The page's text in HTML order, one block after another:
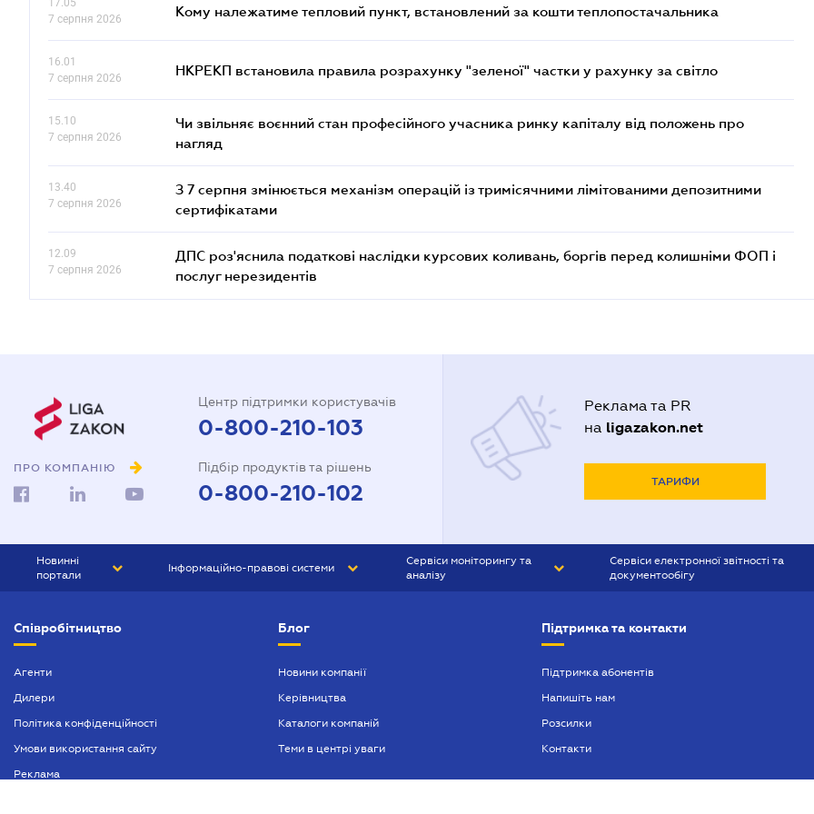
17.05
7 серпня 2026
Кому належатиме тепловий пункт, встановлений за кошти теплопостачальника
16.01
7 серпня 2026
НКРЕКП встановила правила розрахунку "зеленої" частки у рахунку за світло
15.10
7 серпня 2026
Чи звільняє воєнний стан професійного учасника ринку капіталу від положень про
нагляд
13.40
7 серпня 2026
З 7 серпня змінюється механізм операцій із тримісячними лімітованими депозитними
сертифікатами
12.09
7 серпня 2026
ДПС роз'яснила податкові наслідки курсових коливань, боргів перед колишніми ФОП і
послуг нерезидентів
ПРО КОМПАНІЮ
Центр підтримки користувачів
0-800-210-103
Підбір продуктів та рішень
0-800-210-102
Реклама та PR
на ligazakon.net
ТАРИФИ
Новинні
портали
БІЗНЕС
Інформаційно-правові системи
БУХГАЛТЕР ПРОФ
Сервіси моніторингу та
аналізу
Сервіси електронної звітності та
документообігу
Співробітництво
Агенти
Дилери
Політика конфіденційності
Умови використання сайту
Реклама
Блог
Новини компанії
Керівництва
Каталоги компаній
Теми в центрі уваги
Підтримка та контакти
Підтримка абонентів
Напишіть нам
Розсилки
Контакти